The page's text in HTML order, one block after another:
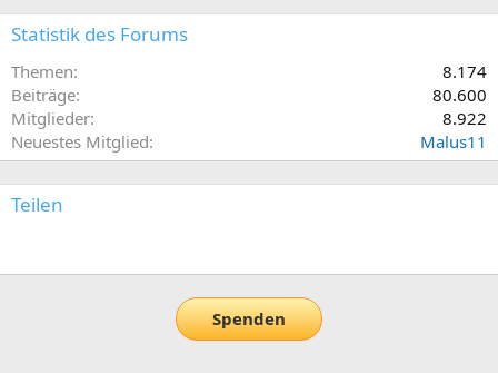
Statistik des Forums
Themen
8.174
Beiträge
80.600
Mitglieder
8.922
Neuestes Mitglied
Malus11
Teilen
Spenden